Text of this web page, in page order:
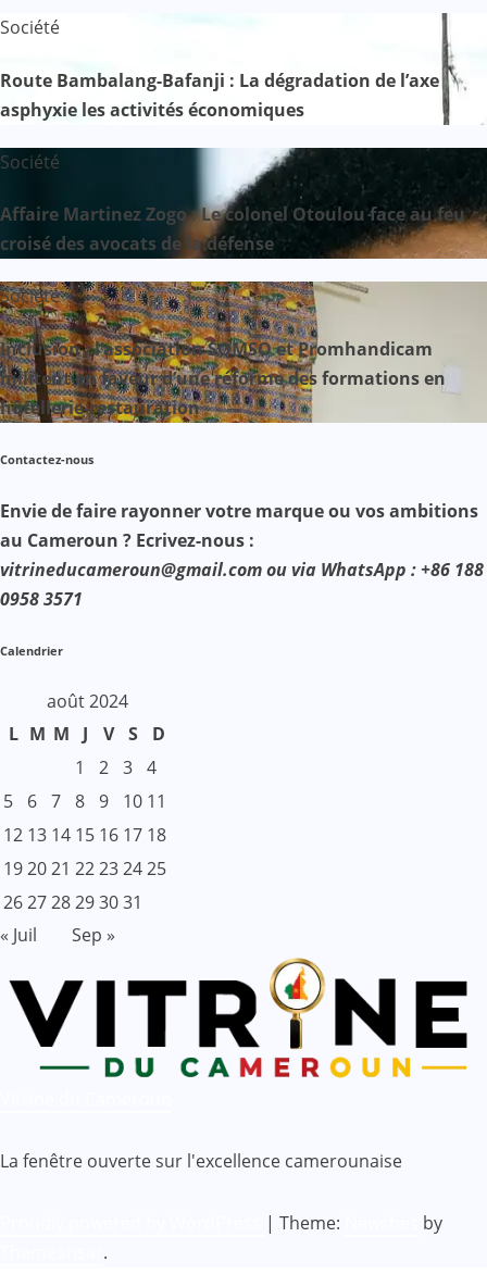
Société
Route Bambalang-Bafanji : La dégradation de l’axe
asphyxie les activités économiques
Société
Affaire Martinez Zogo : Le colonel Otoulou face au feu
croisé des avocats de la défense
Société
Inclusion : l’association SOMSO et Promhandicam
militent en faveur d’une réforme des formations en
hôtellerie-restauration
Contactez-nous
Envie de faire rayonner votre marque ou vos ambitions
au Cameroun ? Ecrivez-nous :
vitrineducameroun@gmail.com ou via WhatsApp : +86 188
0958 3571
Calendrier
août 2024
L M M J V S
D
1
2 3 4
5
6 7 8 9 10 11
12 13 14 15 16 17 18
192021 22232425
262728293031
« Juil
Sep »
La fenêtre ouverte sur l'excellence camerounaise
| Theme:
by
.